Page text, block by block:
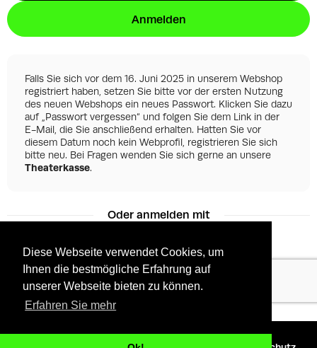
Diese Webseite verwendet Cookies, um
Ihnen die bestmögliche Erfahrung auf
unserer Webseite bieten zu können.
Erfahren Sie mehr
Anmelden
Falls Sie sich vor dem 16. Juni 2025 in unserem Webshop
registriert haben, setzen Sie bitte vor der ersten Nutzung
des neuen Webshops ein neues Passwort. Klicken Sie dazu
auf „Passwort vergessen“ und folgen Sie dem Link in der
E-Mail, die Sie anschließend erhalten. Hatten Sie vor
diesem Datum noch kein Webprofil, registrieren Sie sich
bitte neu. Bei Fragen wenden Sie sich gerne an unsere
Theaterkasse.
Oder anmelden mit
Facebook